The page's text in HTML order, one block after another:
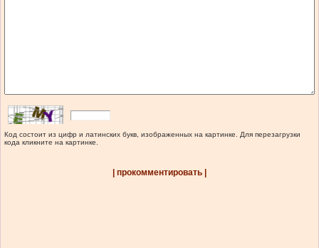
Код состоит из цифр и латинских букв, изображенных на картинке. Для перезагрузки
кода кликните на картинке.
| прокомментировать |